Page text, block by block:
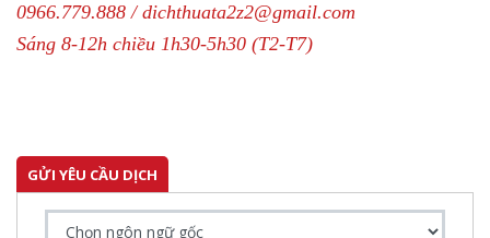
0966.779.888 / dichthuata2z2@gmail.com
Sáng 8-12h chiều 1h30-5h30 (T2-T7)
GỬI YÊU CẦU DỊCH